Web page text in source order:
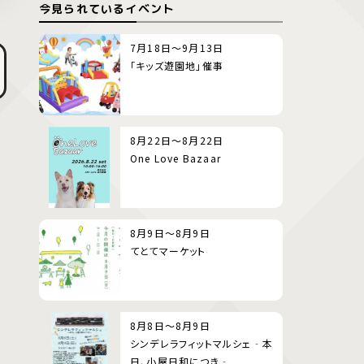
今見られているイベント
7月18日～9月13日
「キッズ遊園地」催事
8月22日～8月22日
One Love Bazaar
8月9日～8月9日
てとてマーケット
8月8日～8月9日
シンデレラフィットマルシェ‐本
日、小屋日和につき‐